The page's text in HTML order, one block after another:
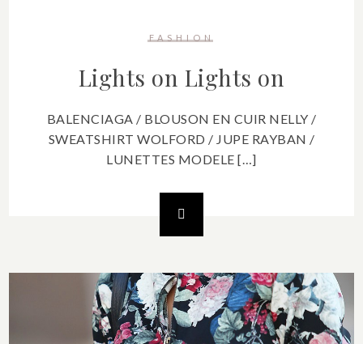
FASHION
Lights on Lights on
BALENCIAGA / BLOUSON EN CUIR NELLY /
SWEATSHIRT WOLFORD / JUPE RAYBAN /
LUNETTES MODELE […]